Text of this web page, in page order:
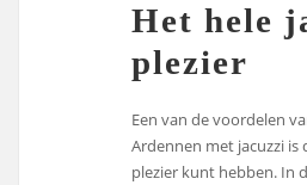
Het hele
plezier
Een van de voordelen
Ardennen met jacuzzi
plezier kunt hebben. In